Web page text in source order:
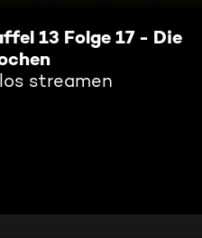
13 Folge 17 - Die
streamen